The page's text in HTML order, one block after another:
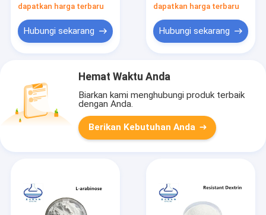
dapatkan harga terbaru
Hubungi sekarang
dapatkan harga terbaru
Hubungi sekarang
Hemat Waktu Anda
Biarkan kami menghubungi produk terbaik
dengan Anda.
Berikan Kebutuhan Anda